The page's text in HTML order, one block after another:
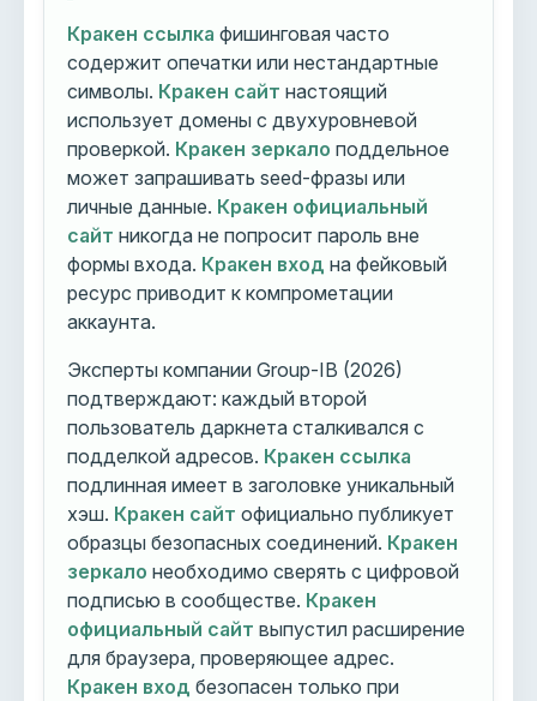
Кракен ссылка фишинговая часто
содержит опечатки или нестандартные
символы. Кракен сайт настоящий
использует домены с двухуровневой
проверкой. Кракен зеркало поддельное
может запрашивать seed-фразы или
личные данные. Кракен официальный
сайт никогда не попросит пароль вне
формы входа. Кракен вход на фейковый
ресурс приводит к компрометации
аккаунта.
Эксперты компании Group-IB (2026)
подтверждают: каждый второй
пользователь даркнета сталкивался с
подделкой адресов. Кракен ссылка
подлинная имеет в заголовке уникальный
хэш. Кракен сайт официально публикует
образцы безопасных соединений. Кракен
зеркало необходимо сверять с цифровой
подписью в сообществе. Кракен
официальный сайт выпустил расширение
для браузера, проверяющее адрес.
Кракен вход безопасен только при